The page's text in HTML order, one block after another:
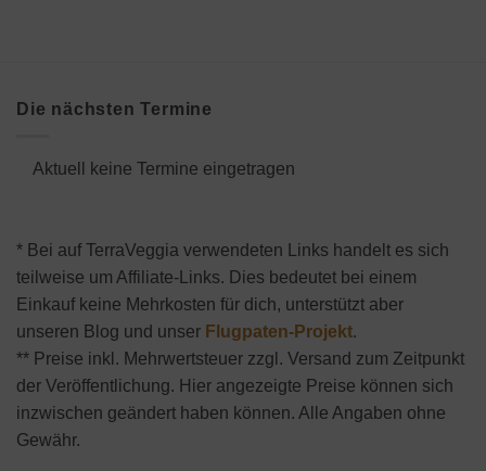
Die nächsten Termine
Aktuell keine Termine eingetragen
* Bei auf TerraVeggia verwendeten Links handelt es sich
teilweise um Affiliate-Links. Dies bedeutet bei einem
Einkauf keine Mehrkosten für dich, unterstützt aber
unseren Blog und unser Flugpaten-Projekt.
** Preise inkl. Mehrwertsteuer zzgl. Versand zum Zeitpunkt
der Veröffentlichung. Hier angezeigte Preise können sich
inzwischen geändert haben können. Alle Angaben ohne
Gewähr.